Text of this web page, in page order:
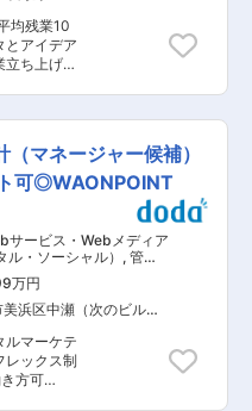
として表
にも選
足」を解
年にリリ
業所の導
によって可
ザーズが
指のスピ
の業務削
企業を中心
万人以上
ション技
タを元に
の追加もさ
増加して
などの行政
したサービ
環
内データと
め過去の
取り込ん
きるほ
問い合わ
均残業10
とアイデア
ち上げフ
リスト作
れの両部
るポジショ
て、“どう
え、実行
・販売・
ェックリス
理 ・顧客
内オペレ
ービス・キ
役割は、
る」こと。
瞬間に、
長を“中
（マネージャー候補）
可◎WAONPOINT
サービス・Webメディア
ル・ソーシャル） , 管理
万円
浜区中瀬（次のビルを
ルマーケテ
レックス制
方可